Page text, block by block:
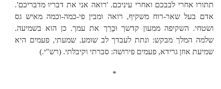
תתורו אחרי לבבכם ואחרי עיניכם. 'רואה אני את דבריו מדבריכם'.
אדם בעל שאר-רוח משקיף, רואה ומבין פי-כמה-וכמה מאיש גס
ושטחי. השקיפה ממעון קדשך וּבָרֵך את עמך. כן הוא בשמיעה.
שלמה המלך מבקש: ונתת לעבדך לב שומע. שמעתי, פעמים היא
שמיעת אוזן גרידא, פעמים פירושה: סברתי וקיבלתי. (רש"י.)
*